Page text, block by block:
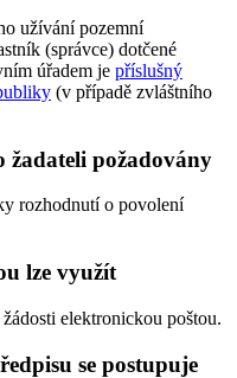
užívání pozemní
(správce) dotčené
úřadem je příslušný
(v případě zvláštního
žadateli požadovány
rozhodnutí o povolení
lze využít
elektronickou poštou.
se postupuje